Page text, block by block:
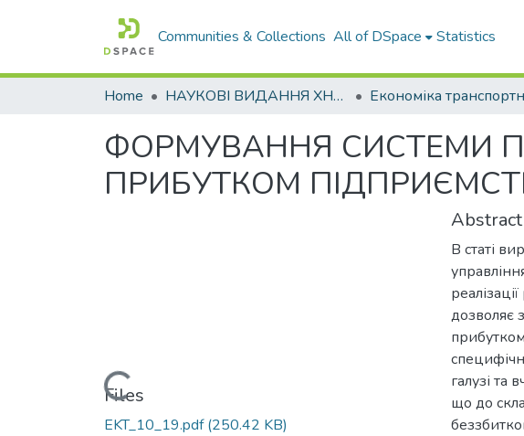
Communities & Collections All of DSpace Statistics
Home НАУКОВІ ВИДАННЯ ХНАДУ
ФОРМУВАННЯ СИСТЕМИ
ПРИБУТКОМ
Loading...
Files
EKT_10_19.pdf(250.42 KB)
Abstract
В статі
дозволяє
галузі та
що до